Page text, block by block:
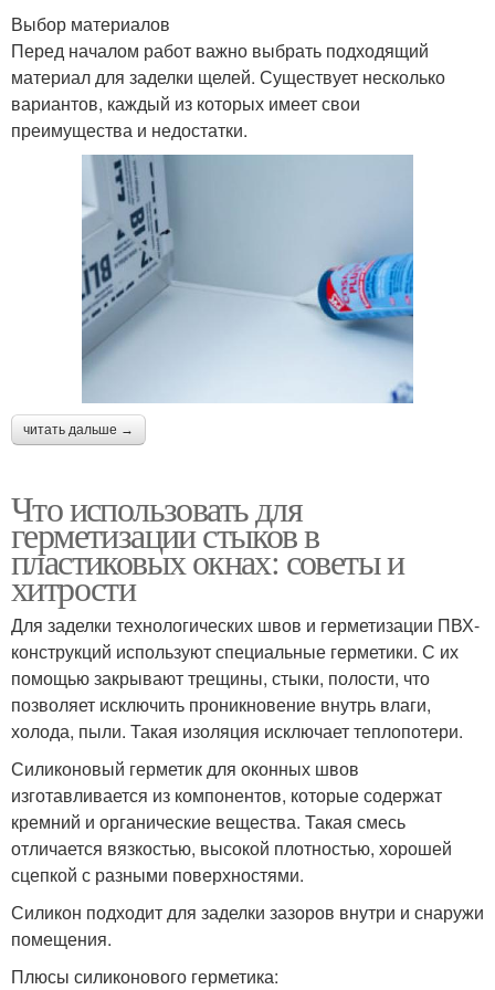
Выбор материалов
Перед началом работ важно выбрать подходящий
материал для заделки щелей. Существует несколько
вариантов, каждый из которых имеет свои
преимущества и недостатки.
читать дальше →
Что использовать для
герметизации стыков в
пластиковых окнах: советы и
хитрости
Для заделки технологических швов и герметизации ПВХ-
конструкций используют специальные герметики. С их
помощью закрывают трещины, стыки, полости, что
позволяет исключить проникновение внутрь влаги,
холода, пыли. Такая изоляция исключает теплопотери.
Силиконовый герметик для оконных швов
изготавливается из компонентов, которые содержат
кремний и органические вещества. Такая смесь
отличается вязкостью, высокой плотностью, хорошей
сцепкой с разными поверхностями.
Силикон подходит для заделки зазоров внутри и снаружи
помещения.
Плюсы силиконового герметика: